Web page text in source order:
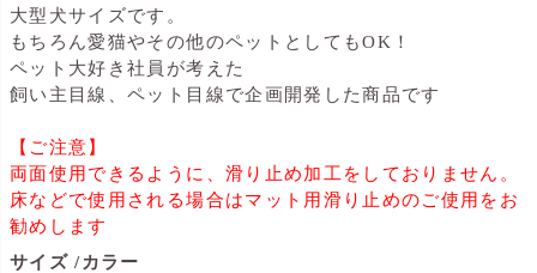
大型犬サイズです。
もちろん愛猫やその他のペットとしてもOK！
ペット大好き社員が考えた
飼い主目線、ペット目線で企画開発した商品です
【ご注意】
両面使用できるように、滑り止め加工をしておりません。
床などで使用される場合はマット用滑り止めのご使用をお
勧めします
サイズ
カラー